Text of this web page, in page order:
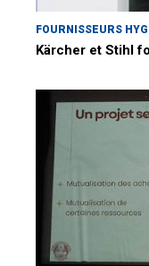
FOURNISSEURS
Kärcher et Stihl